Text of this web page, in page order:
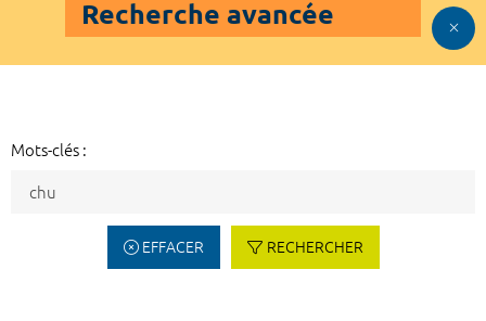
Recherche avancée
Mots-clés :
EFFACER RECHERCHER